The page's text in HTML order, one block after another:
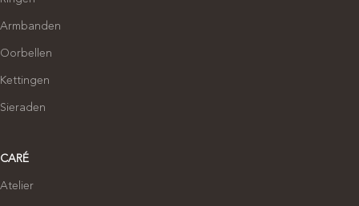
Armbanden
Oorbellen
Kettingen
Sieraden
CARÉ
Atelier